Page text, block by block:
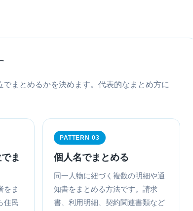
まとめるかを決めます。代表的なまとめ方に
ま
をま
住民
PATTERN 03
個人名でまとめる
同一人物に紐づく複数の明細や通
知書をまとめる方法です。請求
書、利用明細、契約関連書類など